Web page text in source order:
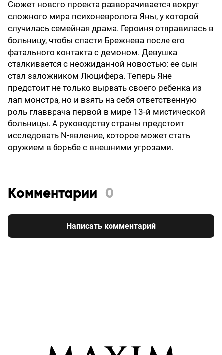
Сюжет нового проекта разворачивается вокруг
сложного мира психоневролога Яны, у которой
случилась семейная драма. Героиня отправилась в
больницу, чтобы спасти Брежнева после его
фатального контакта с демоном. Девушка
сталкивается с неожиданной новостью: ее сын
стал заложником Люцифера. Теперь Яне
предстоит не только вырвать своего ребенка из
лап монстра, но и взять на себя ответственную
роль главврача первой в мире 13-й мистической
больницы. А руководству страны предстоит
исследовать N-явление, которое может стать
оружием в борьбе с внешними угрозами.
Комментарии 0
Написать комментарий